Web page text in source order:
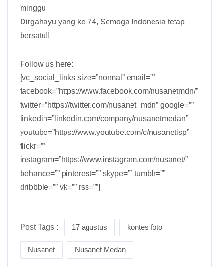
minggu
Dirgahayu yang ke 74, Semoga Indonesia tetap
bersatu!!
Follow us here:
[vc_social_links size=”normal” email=””
facebook=”https://www.facebook.com/nusanetmdn/”
twitter=”https://twitter.com/nusanet_mdn” google=””
linkedin=”linkedin.com/company/nusanetmedan”
youtube=”https://www.youtube.com/c/nusanetisp”
flickr=””
instagram=”https://www.instagram.com/nusanet/”
behance=”” pinterest=”” skype=”” tumblr=””
dribbble=”” vk=”” rss=””]
Post Tags : 17 agustus kontes foto
Nusanet Nusanet Medan